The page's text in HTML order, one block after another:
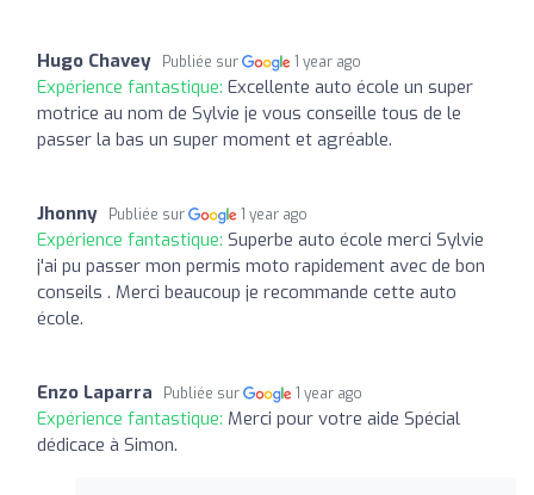
Hugo Chavey Publiée sur 1 year ago
Expérience fantastique: Excellente auto école un super
motrice au nom de Sylvie je vous conseille tous de le
passer la bas un super moment et agréable.
Jhonny Publiée sur 1 year ago
Expérience fantastique: Superbe auto école merci Sylvie
j'ai pu passer mon permis moto rapidement avec de bon
conseils . Merci beaucoup je recommande cette auto
école.
Enzo Laparra Publiée sur 1 year ago
Expérience fantastique: Merci pour votre aide Spécial
dédicace à Simon.